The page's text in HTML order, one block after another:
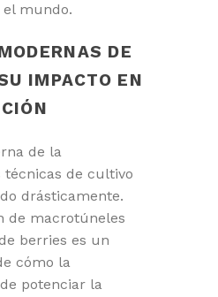
mundo.
DE
IMPACTO EN
de la
de cultivo
drásticamente.
de macrotúneles
berries es un
cómo la
potenciar la